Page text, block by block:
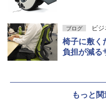
ブログ ビ
椅子に敷く
負担が減る
もっと